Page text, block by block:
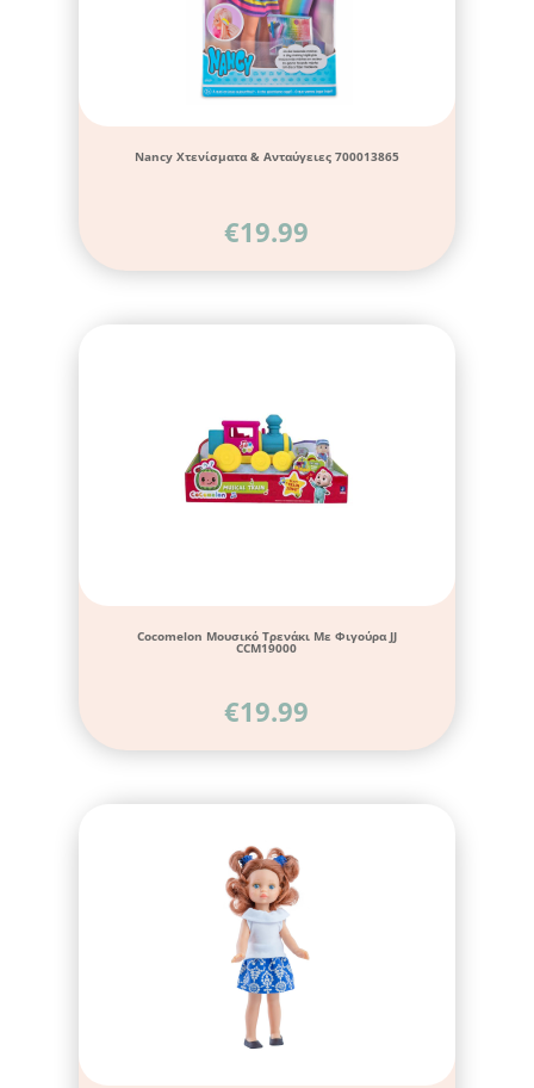
Nancy Χτενίσματα & Ανταύγειες 700013865
€19.99
Cocomelon Μουσικό Τρενάκι Με Φιγούρα JJ
CCM19000
€19.99